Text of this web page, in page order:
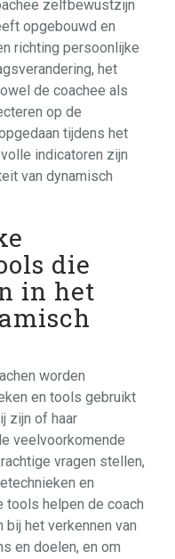
zelfbewustzijn
opgebouwd en
richting persoonlijke
het
de coachee als
op de
tijdens het
indicatoren zijn
van dynamisch
die
in het
worden
en tools gebruikt
zijn of haar
veelvoorkomende
vragen stellen,
en
tools helpen de coach
het verkennen van
en doelen, en om